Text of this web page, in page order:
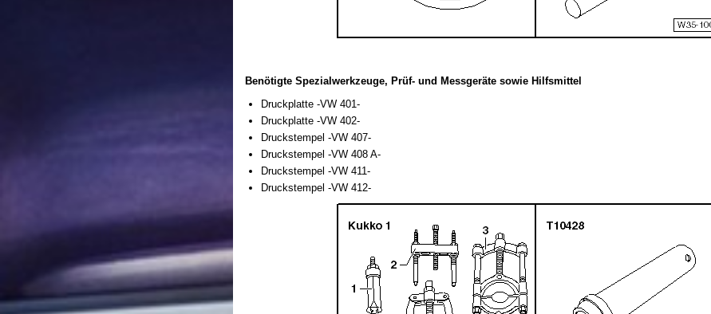
Benötigte Spezialwerkzeuge, Prüf- und Messgeräte sowie Hilfsmittel
Druckplatte -VW 401-
Druckplatte -VW 402-
Druckstempel -VW 407-
Druckstempel -VW 408 A-
Druckstempel -VW 411-
Druckstempel -VW 412-